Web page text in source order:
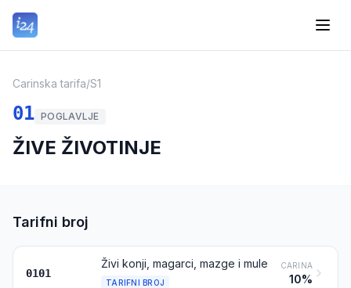
Carinska tarifa/S1
01 POGLAVLJE
ŽIVE ŽIVOTINJE
Tarifni broj
0101
Živi konji, magarci, mazge i mule
TARIFNI BROJ
CARINA
10%